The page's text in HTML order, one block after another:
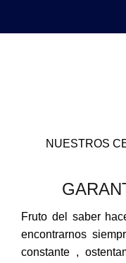
NUESTROS
Fruto del saber
encontrarnos
constante ,